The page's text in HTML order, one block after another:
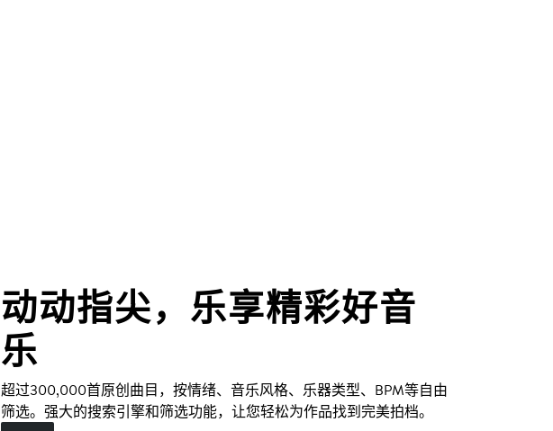
动动指尖，乐享精彩好音
乐
超过300,000首原创曲目，按情绪、音乐风格、乐器类型、BPM等自由
筛选。强大的搜索引擎和筛选功能，让您轻松为作品找到完美拍档。